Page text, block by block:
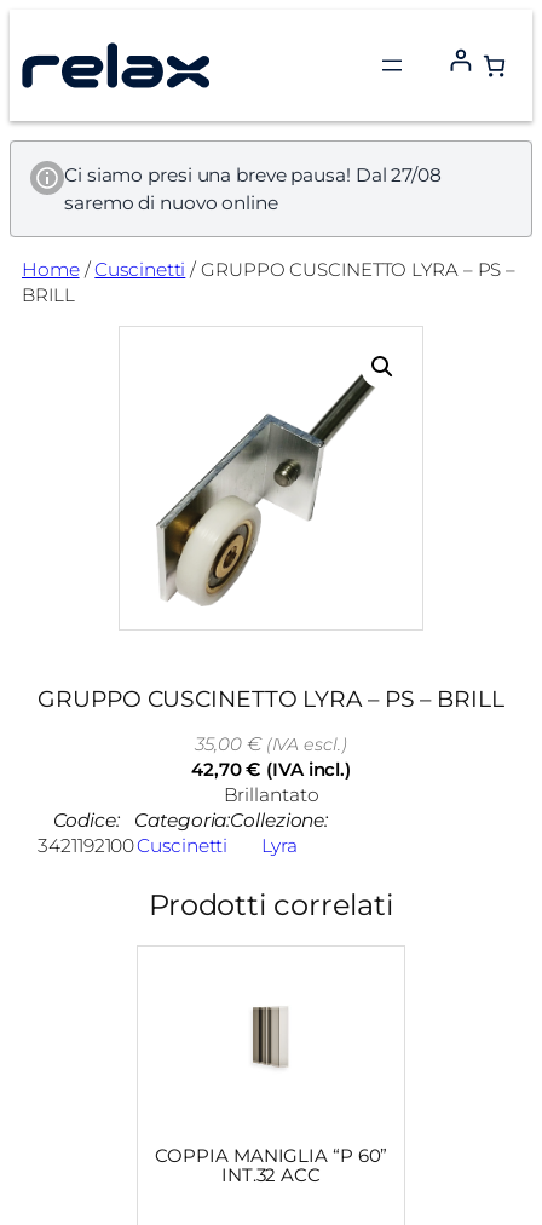
contenuto
Ci siamo presi una breve pausa! Dal 27/08
saremo di nuovo online
Home/Cuscinetti / GRUPPO CUSCINETTO LYRA – PS –
BRILL
GRUPPO CUSCINETTO LYRA – PS – BRILL
35,00 €(IVA escl.)
42,70€ (IVA incl.)
Brillantato
Codice:
3421192100
Categoria:
Cuscinetti
Collezione:
Lyra
Prodotti correlati
COPPIA MANIGLIA “P 60”
INT.32 ACC